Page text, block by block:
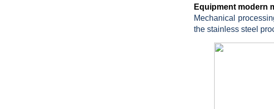
Equipment modern
Mechanical
the stainless steel